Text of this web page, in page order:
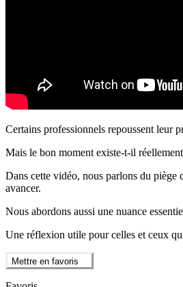
Certains professionnels repoussent leur
Mais le bon moment existe-t-il
Dans cette vidéo, nous parlons du piège
avancer.
Nous abordons aussi une nuance
Une réflexion utile pour celles et ceux
Mettre en favoris